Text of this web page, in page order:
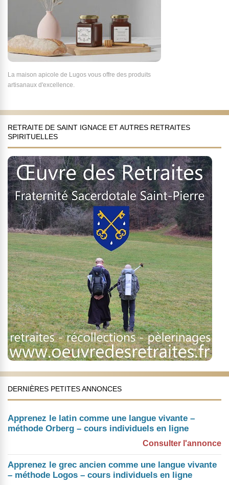
La maison apicole de Lugos vous offre des produits
artisanaux d'excellence.
RETRAITE DE SAINT IGNACE ET AUTRES RETRAITES
SPIRITUELLES
DERNIÈRES PETITES ANNONCES
Apprenez le latin comme une langue vivante –
méthode Orberg – cours individuels en ligne
Consulter l'annonce
Apprenez le grec ancien comme une langue vivante
– méthode Logos – cours individuels en ligne